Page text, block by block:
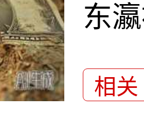
东
相关